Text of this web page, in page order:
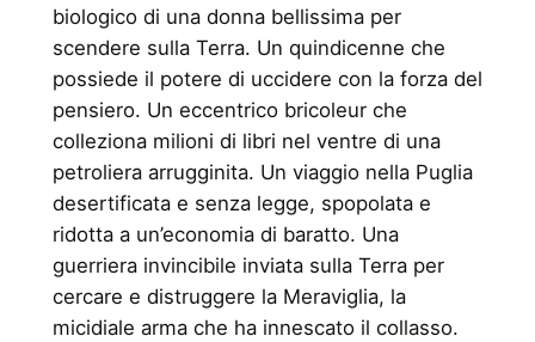
biologico di una donna bellissima per
scendere sulla Terra. Un quindicenne che
possiede il potere di uccidere con la forza del
pensiero. Un eccentrico bricoleur che
colleziona milioni di libri nel ventre di una
petroliera arrugginita. Un viaggio nella Puglia
desertificata e senza legge, spopolata e
ridotta a un’economia di baratto. Una
guerriera invincibile inviata sulla Terra per
cercare e distruggere la Meraviglia, la
micidiale arma che ha innescato il collasso.